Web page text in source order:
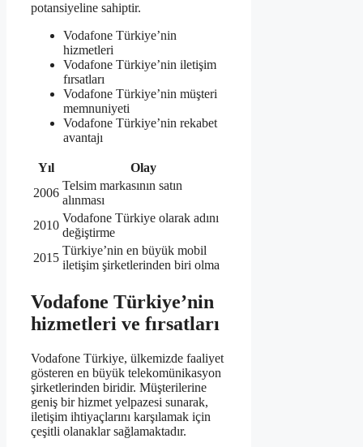
potansiyeline sahiptir.
Vodafone Türkiye’nin
hizmetleri
Vodafone Türkiye’nin iletişim
fırsatları
Vodafone Türkiye’nin müşteri
memnuniyeti
Vodafone Türkiye’nin rekabet
avantajı
Yıl
Olay
2006
Telsim markasının satın
alınması
2010
Vodafone Türkiye olarak adını
değiştirme
2015
Türkiye’nin en büyük mobil
iletişim şirketlerinden biri olma
Vodafone Türkiye’nin
hizmetleri ve fırsatları
Vodafone Türkiye, ülkemizde faaliyet
gösteren en büyük telekomünikasyon
şirketlerinden biridir. Müşterilerine
geniş bir hizmet yelpazesi sunarak,
iletişim ihtiyaçlarını karşılamak için
çeşitli olanaklar sağlamaktadır.